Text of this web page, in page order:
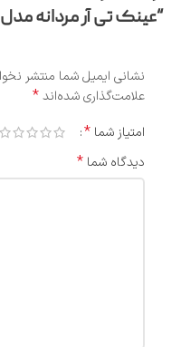
“عینک تی آر مردانه مدل TM8732”
نشانی ایمیل شما منتشر
علامت‌گذاری شده‌اند*
امتیاز شما *
دیدگاه شما *